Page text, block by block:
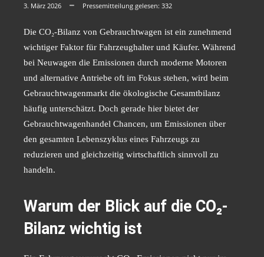
3. März 2026 Pressemitteilung gelesen: 332
Die CO₂-Bilanz von Gebrauchtwagen ist ein zunehmend
wichtiger Faktor für Fahrzeughalter und Käufer. Während
bei Neuwagen die Emissionen durch moderne Motoren
und alternative Antriebe oft im Fokus stehen, wird beim
Gebrauchtwagenmarkt die ökologische Gesamtbilanz
häufig unterschätzt. Doch gerade hier bietet der
Gebrauchtwagenhandel Chancen, um Emissionen über
den gesamten Lebenszyklus eines Fahrzeugs zu
reduzieren und gleichzeitig wirtschaftlich sinnvoll zu
handeln.
Warum der Blick auf die CO₂-
Bilanz wichtig ist